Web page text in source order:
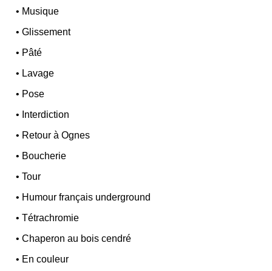
• Musique
•Glissement
• Pâté
• Lavage
• Pose
• Interdiction
• Retour à Ognes
• Boucherie
•Tour
• Humour français underground
•Tétrachromie
•Chaperon au bois cendré
• En couleur